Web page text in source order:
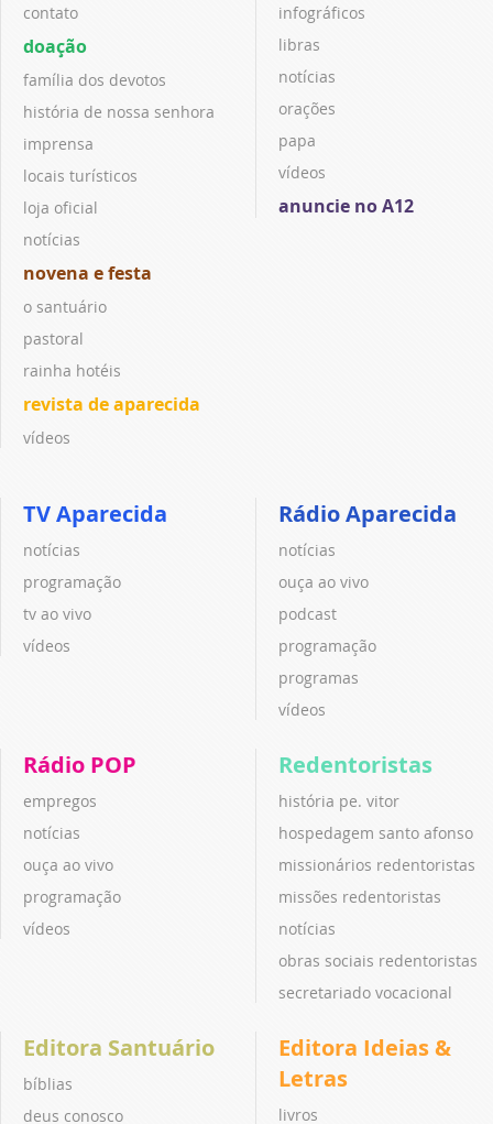
contato
doação
família dos devotos
história de nossa senhora
imprensa
locais turísticos
loja oficial
notícias
novena e festa
o santuário
pastoral
rainha hotéis
revista de aparecida
vídeos
infográficos
libras
notícias
orações
papa
vídeos
anuncie no A12
TV Aparecida
notícias
programação
tv ao vivo
vídeos
Rádio Aparecida
notícias
ouça ao vivo
podcast
programação
programas
vídeos
Rádio POP
empregos
notícias
ouça ao vivo
programação
vídeos
Redentoristas
história pe. vitor
hospedagem santo afonso
missionários redentoristas
missões redentoristas
notícias
obras sociais redentoristas
secretariado vocacional
Editora Santuário
bíblias
deus conosco
Editora Ideias &
Letras
livros